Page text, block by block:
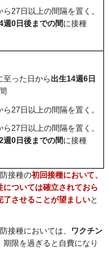
27日以上の間隔を置く。
週0日後までの間に接種
至った日から出生14週6日
27日以上の間隔を置く。
27日以上の間隔を置く。
週0日後までの間に接種
接種の初回接種において、
ついては確立されておら
了させることが望ましいと
接種においては、
ワクチン
期限を過ぎると自費になり